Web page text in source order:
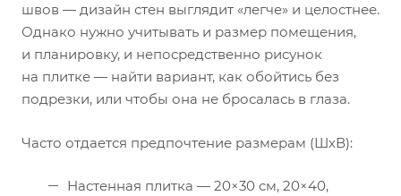
швов — дизайн стен выглядит «легче» и целостнее.
Однако нужно учитывать и размер помещения,
и планировку, и непосредственно рисунок
на плитке — найти вариант, как обойтись без
подрезки, или чтобы она не бросалась в глаза.
Часто отдается предпочтение размерам (ШхВ):
Настенная плитка — 20×30 см, 20×40,